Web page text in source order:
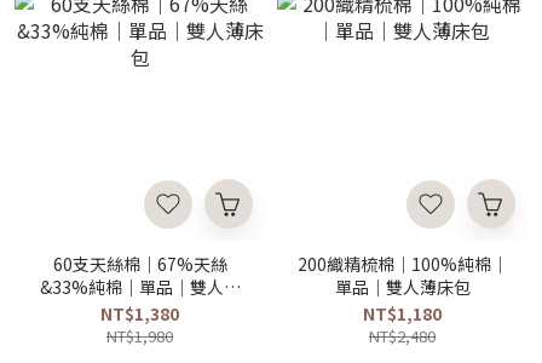
60支天絲棉｜67%天絲
&33%純棉｜單品｜雙人薄
床包
NT$1,380
NT$1,980
200織精梳棉｜100%純棉｜
單品｜雙人薄床包
NT$1,180
NT$2,480